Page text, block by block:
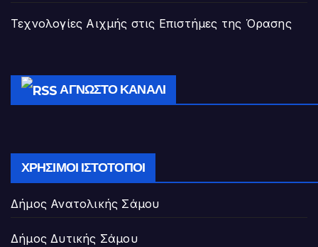
Τεχνολογίες Αιχμής στις Επιστήμες της Όρασης
ΆΓΝΩΣΤΟ ΚΑΝΆΛΙ
ΧΡΉΣΙΜΟΙ ΙΣΤΌΤΟΠΟΙ
Δήμος Ανατολικής Σάμου
Δήμος Δυτικής Σάμου